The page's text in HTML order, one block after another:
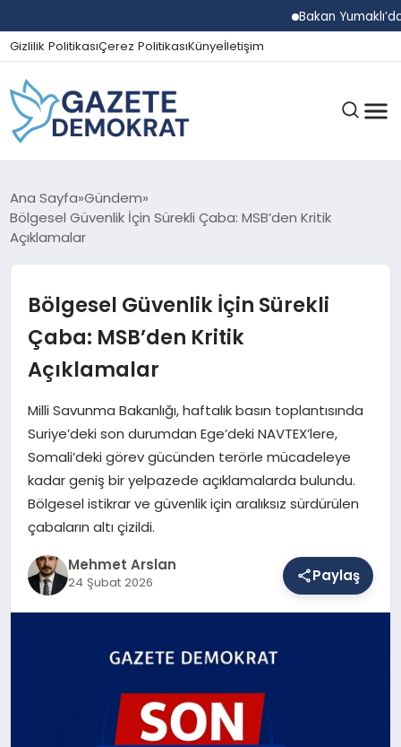
Bakan Yumaklı’dan
Gizlilik PolitikasıÇerez PolitikasıKünyeİletişim
GÜNDEM
EKONOMI
SPOR
SAĞLIK
EĞITIM
DÜNYA
Ana Sayfa Gündem
Bölgesel Güvenlik İçin Sürekli Çaba: MSB’den Kritik
Açıklamalar
Bölgesel Güvenlik İçin Sürekli
Çaba: MSB’den Kritik
Açıklamalar
Milli Savunma Bakanlığı, haftalık basın toplantısında
Suriye’deki son durumdan Ege’deki NAVTEX’lere,
Somali’deki görev gücünden terörle mücadeleye
kadar geniş bir yelpazede açıklamalarda bulundu.
Bölgesel istikrar ve güvenlik için aralıksız sürdürülen
çabaların altı çizildi.
Mehmet Arslan
24 Şubat 2026 Paylaş